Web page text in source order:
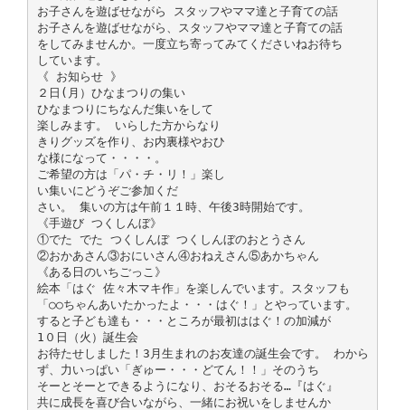
お子さんを遊ばせながら スタッフやママ達と子育ての話
お子さんを遊ばせながら、スタッフやママ達と子育ての話
をしてみませんか。一度立ち寄ってみてくださいねお待ち
しています。
《 お知らせ 》
２日(月）ひなまつりの集い
ひなまつりにちなんだ集いをして
楽しみます。 いらした方からなり
きりグッズを作り、お内裏様やおひ
な様になって・・・・。
ご希望の方は「パ・チ・リ！」楽し
い集いにどうぞご参加くだ
さい。 集いの方は午前１１時、午後3時開始です。
《手遊び つくしんぼ》
①でた でた つくしんぼ つくしんぼのおとうさん
②おかあさん③おにいさん④おねえさん⑤あかちゃん
《ある日のいちごっこ》
絵本「はぐ 佐々木マキ作」を楽しんでいます。スタッフも
「○○ちゃんあいたかったよ・・・はぐ！」とやっています。
すると子ども達も・・・ところが最初ははぐ！の加減が
1０日（火）誕生会
お待たせしました！3月生まれのお友達の誕生会です。 わから
ず、力いっぱい「ぎゅー・・・どてん！！」そのうち
そーとそーとできるようになり、おそるおそる…『はぐ』
共に成長を喜び合いながら、一緒にお祝いをしませんか